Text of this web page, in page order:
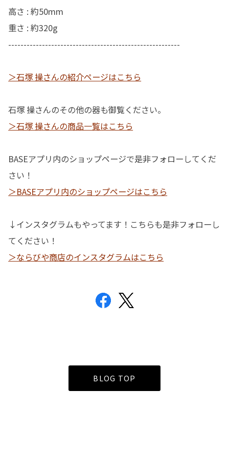
高さ : 約50mm
重さ : 約320g
--------------------------------------------------------
＞石塚 操さんの紹介ページはこちら
石塚 操さんのその他の器も御覧ください。
＞石塚 操さんの商品一覧はこちら
BASEアプリ内のショップページで是非フォローしてくだ
さい！
＞BASEアプリ内のショップページはこちら
↓インスタグラムもやってます！こちらも是非フォローし
てください！
＞ならびや商店のインスタグラムはこちら
BLOG TOP